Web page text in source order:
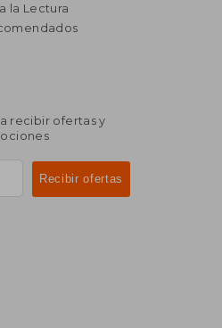
la Lectura
recibir ofertas y